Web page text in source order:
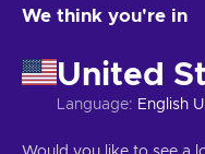
JSC "Play Helis", οδός Gyneju
χρησιμοποιηθούν για την
αυτών των τεχνολογιών
της. Μπορείτε να
κλικ στην επιλογή
οποίο η Google
We think you're in
United
Language: English